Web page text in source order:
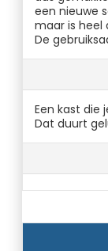
een nieuwe
maar is heel
De
Een kast die
Dat duurt